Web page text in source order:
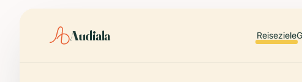
Audiala Reiseziele